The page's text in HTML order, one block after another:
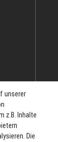
unserer
z.B. Inhalte
Die